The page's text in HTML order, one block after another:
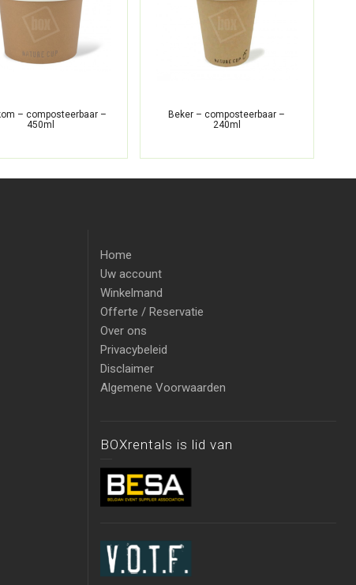
– composteerbaar –
450ml
Beker – composteerbaar –
240ml
Home
Uw account
Winkelmand
Offerte / Reservatie
Over ons
Privacybeleid
Disclaimer
Algemene Voorwaarden
BOXrentals is lid van